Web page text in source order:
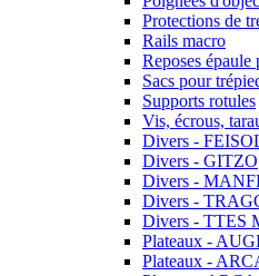
Protections de
Rails macro
Reposes épaule
Sacs pour
Supports rotules
Vis, écrous,
Divers -
Divers - GITZO
Divers -
Divers -
Divers - TTES
Plateaux -
Plateaux -